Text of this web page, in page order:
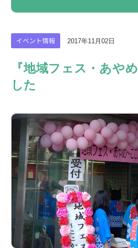
イベント情報 2017年11月02日
『地域フェス・あや
した